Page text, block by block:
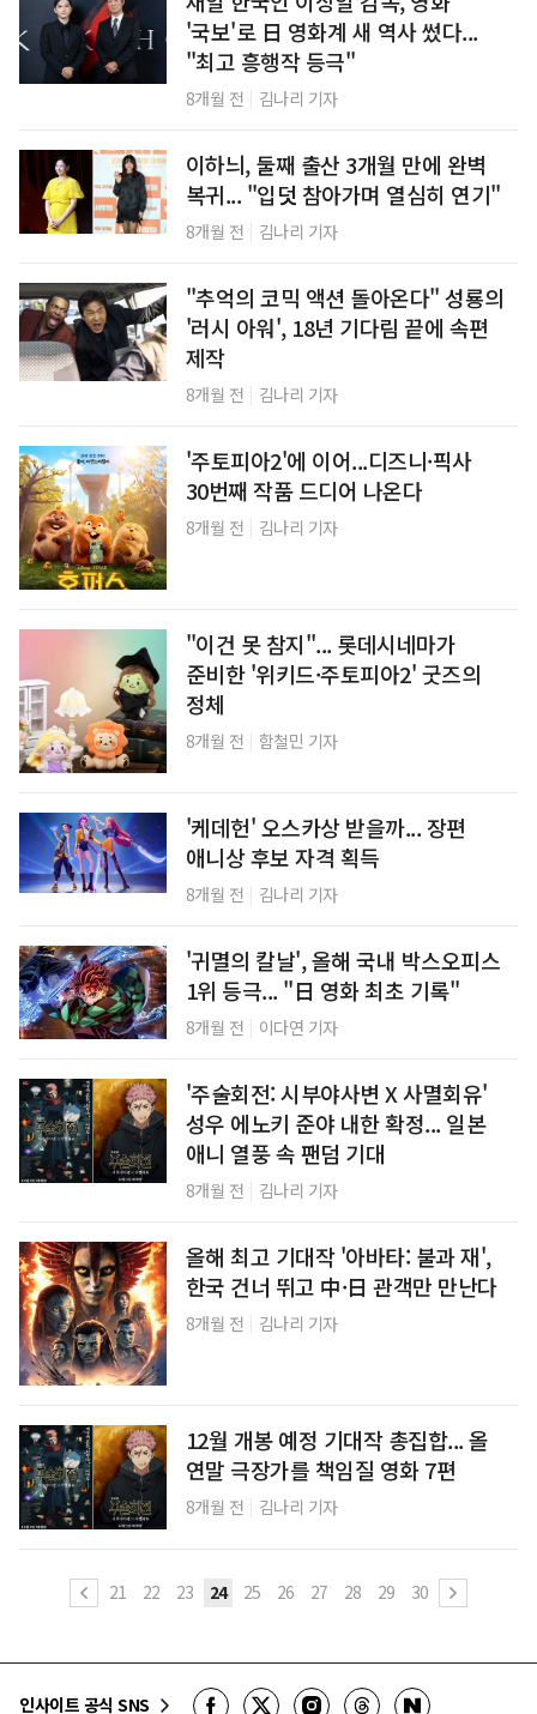
'국보'로 日 영화계 새 역사 썼다...
"최고 흥행작 등극"
8개월 전 김나리 기자
이하늬, 둘째 출산 3개월 만에 완벽
복귀... "입덧 참아가며 열심히 연기"
8개월 전 김나리 기자
"추억의 코믹 액션 돌아온다" 성룡의
'러시 아워', 18년 기다림 끝에 속편
제작
8개월 전 김나리 기자
'주토피아2'에 이어...디즈니·픽사
30번째 작품 드디어 나온다
8개월 전 김나리 기자
"이건 못 참지"... 롯데시네마가
준비한 '위키드·주토피아2' 굿즈의
정체
8개월 전 함철민 기자
'케데헌' 오스카상 받을까... 장편
애니상 후보 자격 획득
8개월 전 김나리 기자
'귀멸의 칼날', 올해 국내 박스오피스
1위 등극... "日 영화 최초 기록"
8개월 전 이다연 기자
'주술회전: 시부야사변 X 사멸회유'
성우 에노키 준야 내한 확정... 일본
애니 열풍 속 팬덤 기대
8개월 전 김나리 기자
올해 최고 기대작 '아바타: 불과 재',
한국 건너 뛰고 中·日 관객만 만난다
8개월 전 김나리 기자
12월 개봉 예정 기대작 총집합... 올
연말 극장가를 책임질 영화 7편
8개월 전 김나리 기자
21 22 23 24 25 26 27 28 29 30
인사이트 공식 SNS